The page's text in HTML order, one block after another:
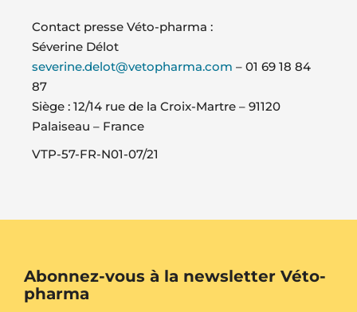
Contact presse Véto-pharma :
Séverine Délot
severine.delot@vetopharma.com – 01 69 18 84
87
Siège : 12/14 rue de la Croix-Martre – 91120
Palaiseau – France
VTP-57-FR-N01-07/21
Abonnez-vous à la newsletter Véto-
pharma